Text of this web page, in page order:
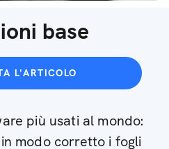
base
L'ARTICOLO
più usati al mondo:
modo corretto i fogli